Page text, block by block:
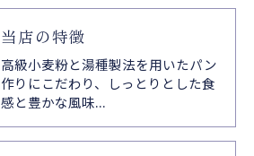
当店の特徴
高級小麦粉と湯種製法を用いたパン
作りにこだわり、しっとりとした食
感と豊かな風味…